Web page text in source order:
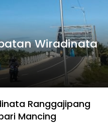
Wiradinata
Ranggajipang
Mancing